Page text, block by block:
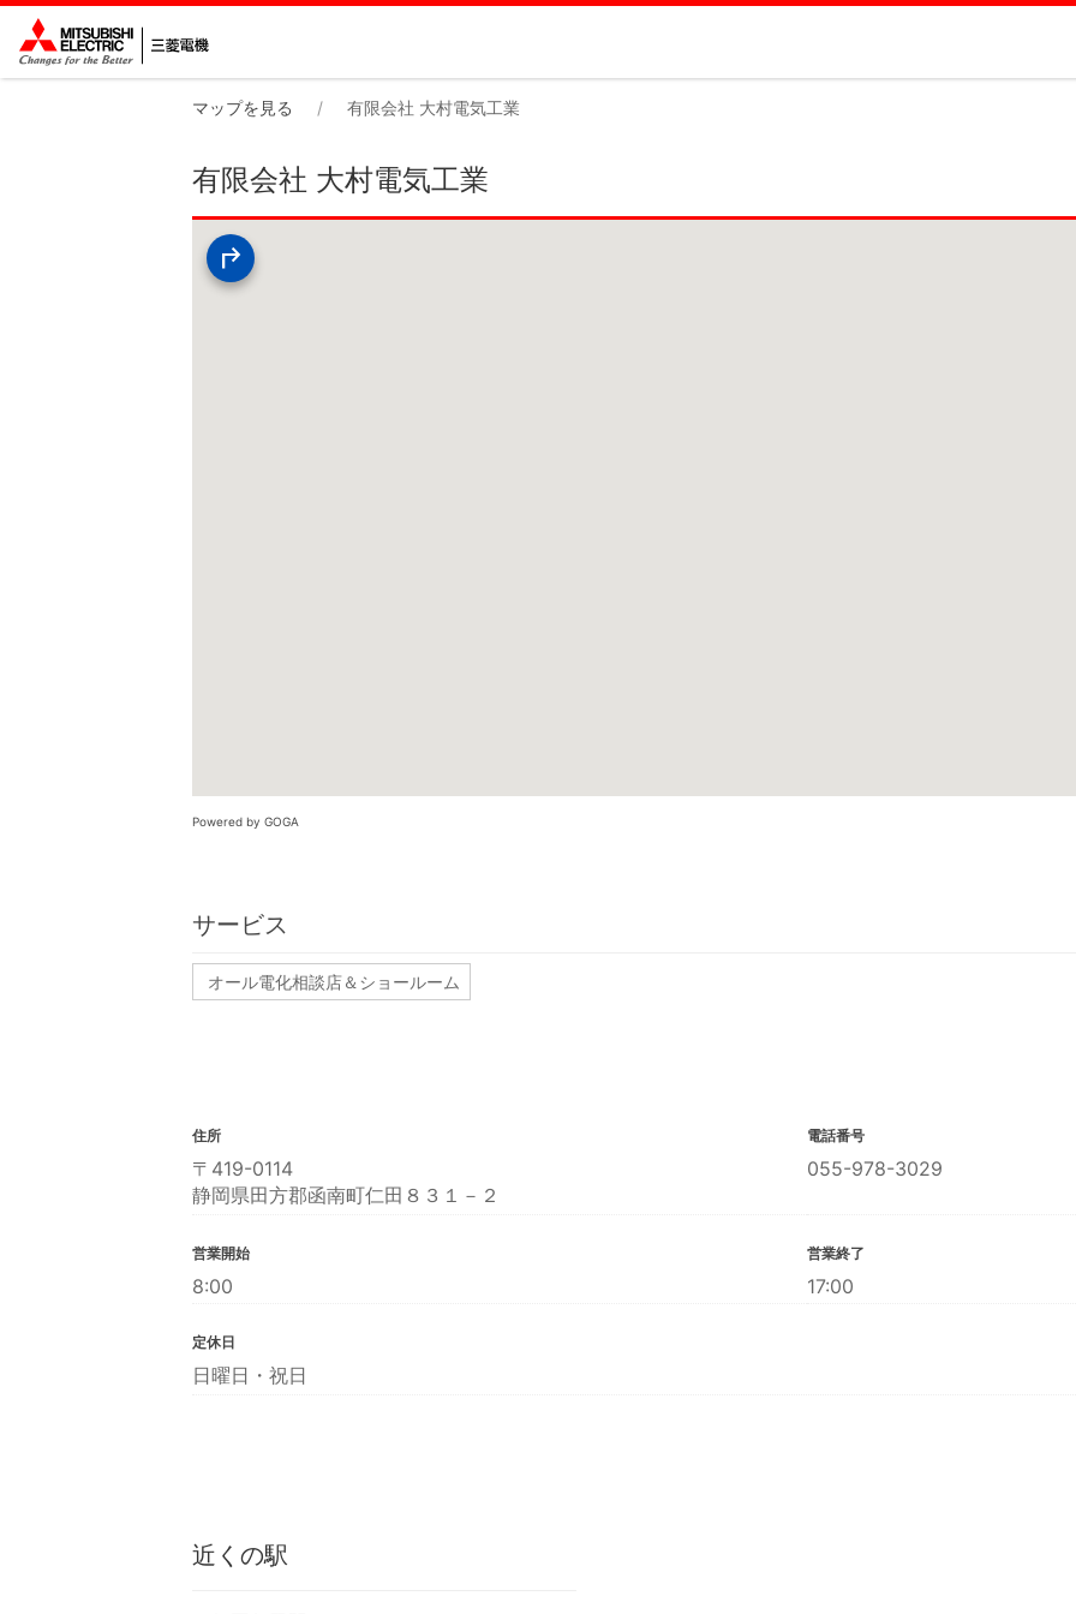
マップを見る 有限会社 大村電気工業
有限会社 大村電気工業
Powered by GOGA
サービス
オール電化相談店＆ショールーム
住所
〒419-0114
静岡県田方郡函南町仁田８３１－２
電話番号
055-978-3029
営業開始
8:00
営業終了
17:00
定休日
日曜日・祝日
近くの駅